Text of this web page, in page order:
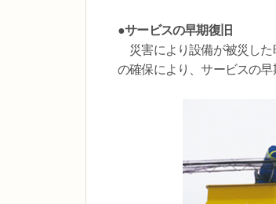
●サービスの早期復旧
災害により設備が被災した
の確保により、サービスの早